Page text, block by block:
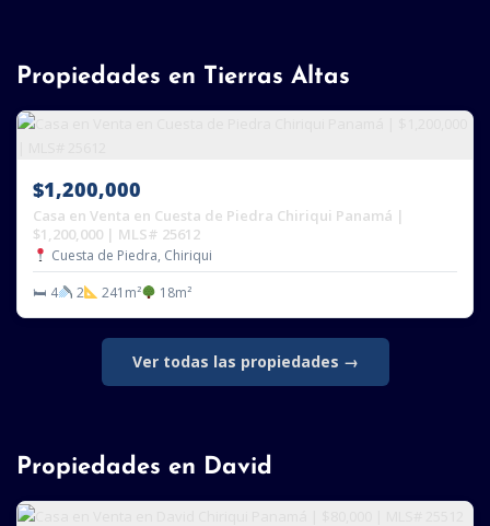
Propiedades en Tierras Altas
$1,200,000
Casa en Venta en Cuesta de Piedra Chiriqui Panamá |
$1,200,000 | MLS# 25612
Cuesta de Piedra, Chiriqui
🛏 4
2 241m² 18m²
Ver todas las propiedades →
Propiedades en David